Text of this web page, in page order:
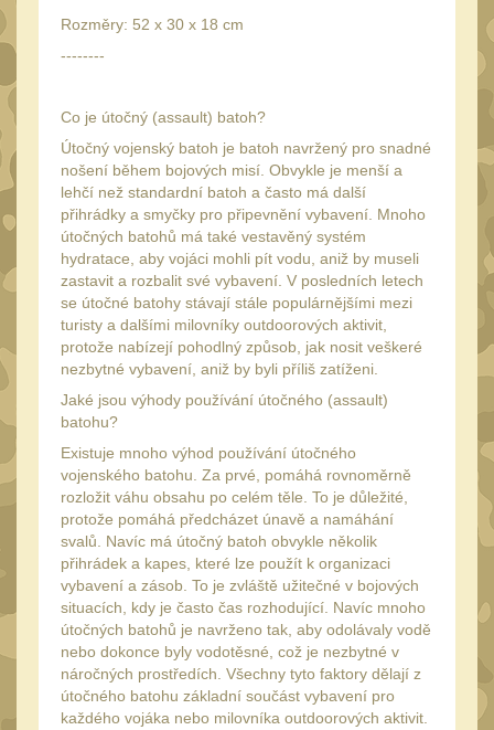
1" Picatinny 45
1" Dovetail
30mm Dovetail 14
34mm 31
Montáže pre kolimátory
Ostatní13
Montáže na hlaveň
Montáže pro svítilny 18
Předpažbí 56
Pre AK
Pre M4/AR1529
Ostatní
Pažby 51
Raily, lišty, krytky66
Přední rukojeti 50
Zadní rukojeti 20
Mechanická mířidla
Rozměry: 52 x 30 x 18 cm
--------
Co je útočný (assault) batoh?
Útočný vojenský batoh je batoh navržený pro snadné
nošení během bojových misí. Obvykle je menší a
lehčí než standardní batoh a často má další
přihrádky a smyčky pro připevnění vybavení. Mnoho
útočných batohů má také vestavěný systém
hydratace, aby vojáci mohli pít vodu, aniž by museli
zastavit a rozbalit své vybavení. V posledních letech
se útočné batohy stávají stále populárnějšími mezi
turisty a dalšími milovníky outdoorových aktivit,
protože nabízejí pohodlný způsob, jak nosit veškeré
nezbytné vybavení, aniž by byli příliš zatíženi.
Jaké jsou výhody používání útočného (assault)
batohu?
Existuje mnoho výhod používání útočného
vojenského batohu. Za prvé, pomáhá rovnoměrně
rozložit váhu obsahu po celém těle. To je důležité,
protože pomáhá předcházet únavě a namáhání
svalů. Navíc má útočný batoh obvykle několik
přihrádek a kapes, které lze použít k organizaci
vybavení a zásob. To je zvláště užitečné v bojových
situacích, kdy je často čas rozhodující. Navíc mnoho
útočných batohů je navrženo tak, aby odolávaly vodě
nebo dokonce byly vodotěsné, což je nezbytné v
náročných prostředích. Všechny tyto faktory dělají z
útočného batohu základní součást vybavení pro
každého vojáka nebo milovníka outdoorových aktivit.